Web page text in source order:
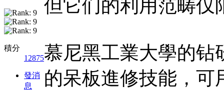
積分
12875
發消
息
但它们的利用范畴仅
慕尼黑工業大學的钻
的呆板進修技能，可